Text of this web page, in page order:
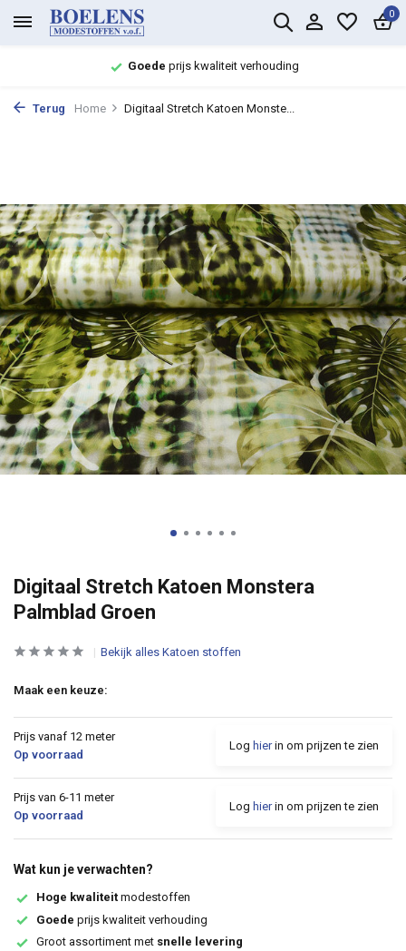
0
Goede prijs kwaliteit verhouding
Terug Home Digitaal Stretch Katoen Monste...
Digitaal Stretch Katoen Monstera
Palmblad Groen
Bekijk alles Katoen stoffen
Maak een keuze:
Prijs vanaf 12 meter
Op voorraad
Log hierin om prijzen te zien
Prijs van 6-11 meter
Op voorraad
Log hierin om prijzen te zien
Wat kun je verwachten?
Hoge kwaliteit modestoffen
Goede prijs kwaliteit verhouding
Groot assortiment met snelle levering